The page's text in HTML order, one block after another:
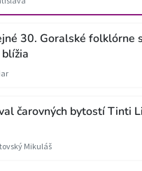
30. Goralské folklórne
čarovných bytostí Tinti
Mikuláš